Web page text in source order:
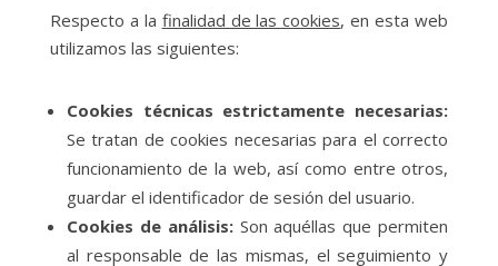
Respecto a la finalidad de las cookies, en esta web
utilizamos las siguientes:
Cookies técnicas estrictamente necesarias:
Se tratan de cookies necesarias para el correcto
funcionamiento de la web, así como entre otros,
guardar el identificador de sesión del usuario.
Cookies de análisis: Son aquéllas que permiten
al responsable de las mismas, el seguimiento y